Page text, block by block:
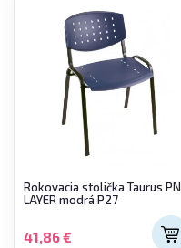
Rokovacia stolička Taurus PN
LAYER modrá P27
41,86 €